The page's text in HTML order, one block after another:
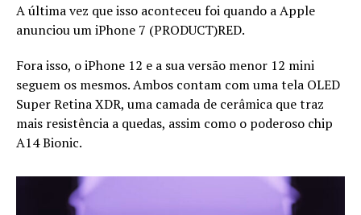
A última vez que isso aconteceu foi quando a Apple
anunciou um iPhone 7 (PRODUCT)RED.
Fora isso, o iPhone 12 e a sua versão menor 12 mini
seguem os mesmos. Ambos contam com uma tela OLED
Super Retina XDR, uma camada de cerâmica que traz
mais resistência a quedas, assim como o poderoso chip
A14 Bionic.